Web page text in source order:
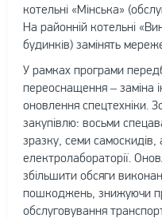
котельні «Мінська»
На районній котельні
будинків) замінять
У рамках програми
переоснащення – заміна
оновлення спецтехніки.
закупівлю: восьми
зразку, семи
електролабораторії.
збільшити обсяги
пошкоджень, знижуючи
обслуговування